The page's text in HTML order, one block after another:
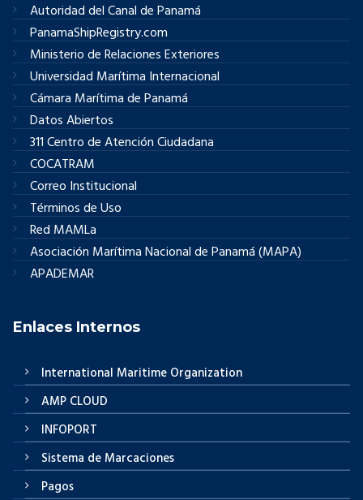
Autoridad del Canal de Panamá
PanamaShipRegistry.com
Ministerio de Relaciones Exteriores
Universidad Marítima Internacional
Cámara Marítima de Panamá
Datos Abiertos
311 Centro de Atención Ciudadana
COCATRAM
Correo Institucional
Términos de Uso
Red MAMLa
Asociación Marítima Nacional de Panamá (MAPA)
APADEMAR
Enlaces Internos
International Maritime Organization
AMP CLOUD
INFOPORT
Sistema de Marcaciones
Pagos